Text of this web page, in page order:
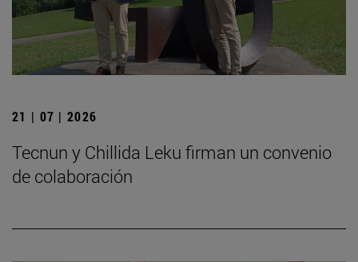
21 | 07 | 2026
Tecnun y Chillida Leku firman un convenio
de colaboración